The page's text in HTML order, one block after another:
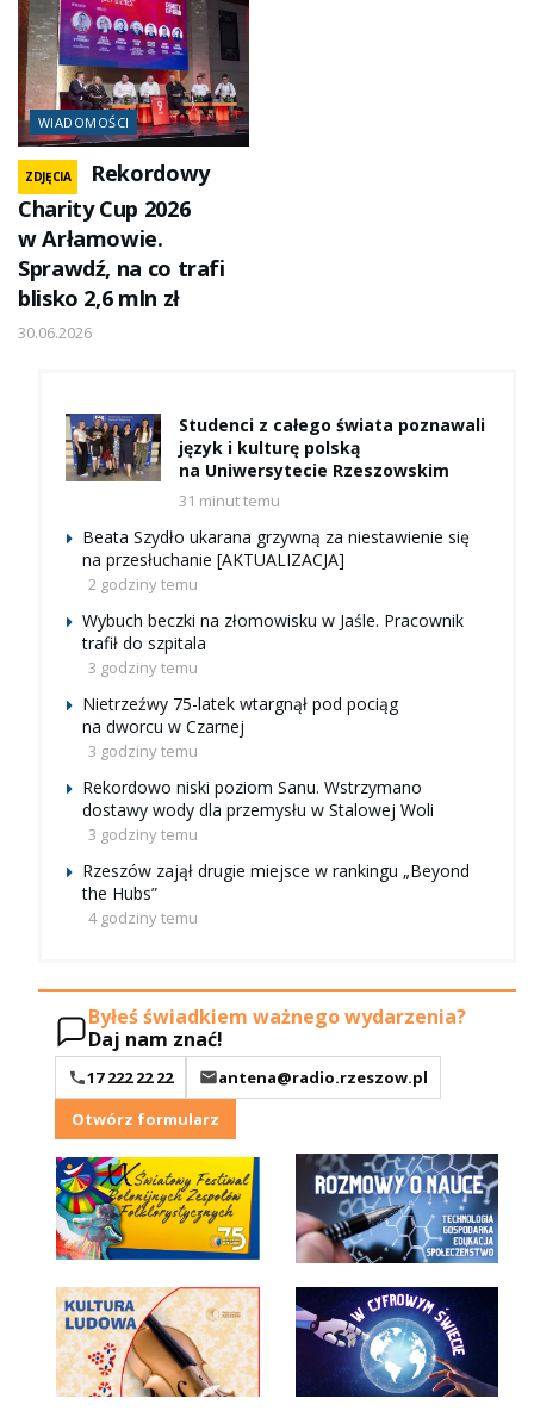
WIADOMOŚCI
ZDJĘCIA
Rekordowy
Charity Cup 2026
w Arłamowie.
Sprawdź, na co trafi
blisko 2,6 mln zł
30.06.2026
Studenci z całego świata poznawali
język i kulturę polską
na Uniwersytecie Rzeszowskim
31 minut temu
Beata Szydło ukarana grzywną za niestawienie się
na przesłuchanie [AKTUALIZACJA]
2 godziny temu
Wybuch beczki na złomowisku w Jaśle. Pracownik
trafił do szpitala
3 godziny temu
Nietrzeźwy 75-latek wtargnął pod pociąg
na dworcu w Czarnej
3 godziny temu
Rekordowo niski poziom Sanu. Wstrzymano
dostawy wody dla przemysłu w Stalowej Woli
3 godziny temu
Rzeszów zajął drugie miejsce w rankingu „Beyond
the Hubs”
4 godziny temu
Byłeś świadkiem ważnego wydarzenia?
Daj nam znać!
17 222 22 22
antena@radio.rzeszow.pl
Otwórz formularz